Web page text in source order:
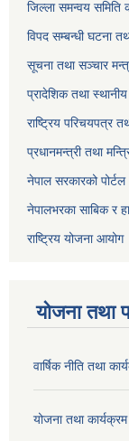
जिल्ला समन्वय समिति
विपद सम्बन्धी घटना
सूचना तथा सञ्चार
प्रादेशिक तथा
राष्ट्रिय परिचयपत्र
प्रधानमन्त्री तथा
नेपाल सरकारको पोर्टल
नेपालभरका साबिक र
राष्ट्रिय योजना आयोग
योजना तथा
वार्षिक नीति तथा
योजना तथा